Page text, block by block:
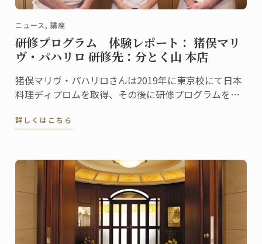
ニュース, 講座
研修プログラム 体験レポート： 猪俣マリ
ヴ・パハリロ 研修先：分とく山 本店
猪俣マリヴ・パハリロさんは2019年に東京校にて日本
料理ディプロムを取得、その後に研修プログラムを利
の研修を通して学んだこと、感じたことをマリヴさん
詳しくはこちら